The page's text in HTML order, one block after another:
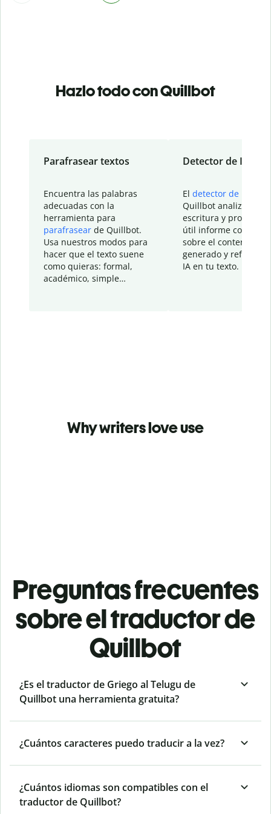
Hazlo todo con Quillbot
Parafrasear textos
Encuentra las palabras
adecuadas con la
herramienta para
parafrasear de Quillbot.
Usa nuestros modos para
hacer que el texto suene
como quieras: formal,
académico, simple…
Detector de IA
El detector de IA
Quillbot analiza tu
escritura y
útil informe con
sobre el contenido
generado y refinado
IA en tu texto.
Why writers love use
Preguntas frecuentes
sobre el traductor de
Quillbot
¿Es el traductor de Griego al Telugu de
Quillbot una herramienta gratuita?
¿Cuántos caracteres puedo traducir a la vez?
¿Cuántos idiomas son compatibles con el
traductor de Quillbot?